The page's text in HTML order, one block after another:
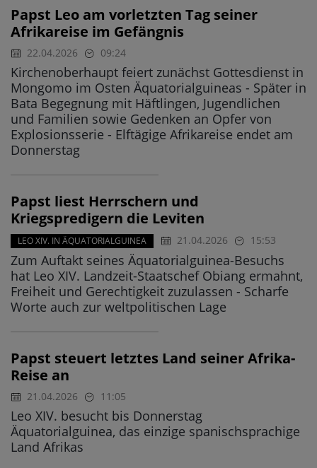
Papst Leo am vorletzten Tag seiner
Afrikareise im Gefängnis
22.04.2026 09:24
Kirchenoberhaupt feiert zunächst Gottesdienst in
Mongomo im Osten Äquatorialguineas - Später in
Bata Begegnung mit Häftlingen, Jugendlichen
und Familien sowie Gedenken an Opfer von
Explosionsserie - Elftägige Afrikareise endet am
Donnerstag
Papst liest Herrschern und
Kriegspredigern die Leviten
LEO XIV. IN ÄQUATORIALGUINEA 21.04.2026 15:53
Zum Auftakt seines Äquatorialguinea-Besuchs
hat Leo XIV. Landzeit-Staatschef Obiang ermahnt,
Freiheit und Gerechtigkeit zuzulassen - Scharfe
Worte auch zur weltpolitischen Lage
Papst steuert letztes Land seiner Afrika-
Reise an
21.04.2026 11:05
Leo XIV. besucht bis Donnerstag
Äquatorialguinea, das einzige spanischsprachige
Land Afrikas